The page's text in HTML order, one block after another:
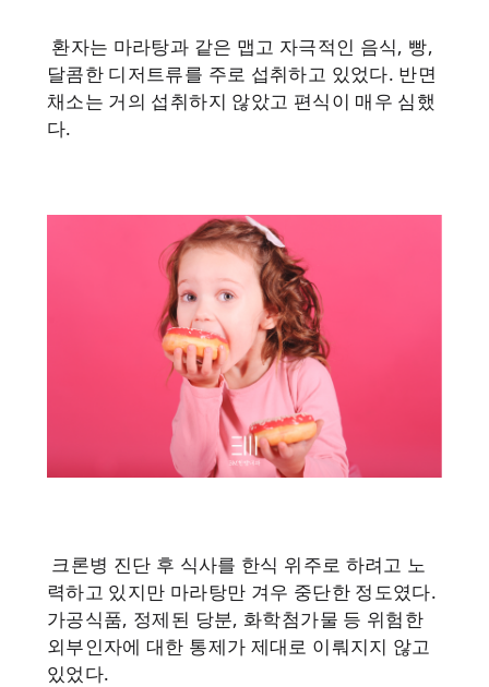
환자는 마라탕과 같은 맵고 자극적인 음식, 빵,
달콤한 디저트류를 주로 섭취하고 있었다. 반면
채소는 거의 섭취하지 않았고 편식이 매우 심했
다.
크론병 진단 후 식사를 한식 위주로 하려고 노
력하고 있지만 마라탕만 겨우 중단한 정도였다.
가공식품, 정제된 당분, 화학첨가물 등 위험한
외부인자에 대한 통제가 제대로 이뤄지지 않고
있었다.